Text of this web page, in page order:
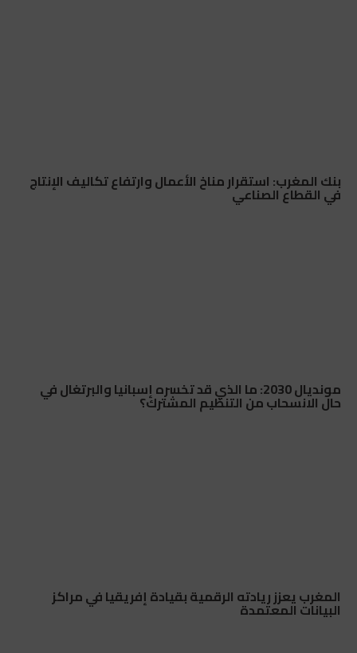
بنك المغرب: استقرار مناخ الأعمال وارتفاع تكاليف الإنتاج
في القطاع الصناعي
مونديال 2030: ما الذي قد تخسره إسبانيا والبرتغال في
حال الانسحاب من التنظيم المشترك؟
المغرب يعزز ريادته الرقمية بقيادة إفريقيا في مراكز
البيانات المعتمدة